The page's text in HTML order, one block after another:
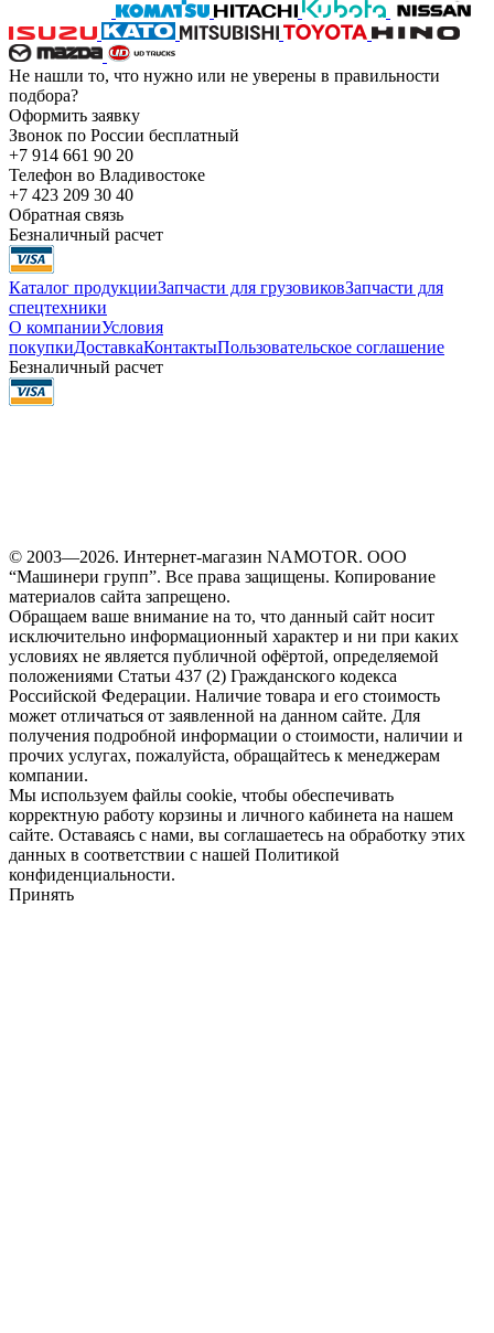
Не нашли то, что нужно или не уверены в правильности
подбора?
Оформить заявку
Звонок по России бесплатный
+7 914 661 90 20
Телефон во Владивостоке
+7 423 209 30 40
Обратная связь
Безналичный расчет
Каталог продукцииЗапчасти для грузовиковЗапчасти для
спецтехники
О компанииУсловия
покупкиДоставкаКонтактыПользовательское соглашение
Безналичный расчет
© 2003—2026. Интернет-магазин NAMOTOR. ООО
“Машинери групп”. Все права защищены. Копирование
материалов сайта запрещено.
Обращаем ваше внимание на то, что данный сайт носит
исключительно информационный характер и ни при каких
условиях не является публичной офёртой, определяемой
положениями Статьи 437 (2) Гражданского кодекса
Российской Федерации. Наличие товара и его стоимость
может отличаться от заявленной на данном сайте. Для
получения подробной информации о стоимости, наличии и
прочих услугах, пожалуйста, обращайтесь к менеджерам
компании.
Мы используем файлы cookie, чтобы обеспечивать
корректную работу корзины и личного кабинета на нашем
сайте. Оставаясь с нами, вы соглашаетесь на обработку этих
данных в соответствии с нашей Политикой
конфиденциальности.
Принять